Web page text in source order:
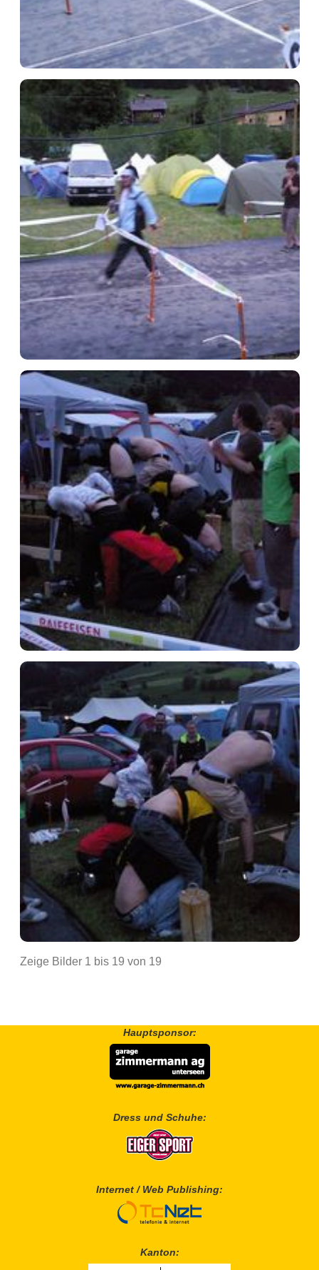
Zeige Bilder 1 bis 19 von 19
Hauptsponsor:
Dress und Schuhe:
Internet / Web Publishing:
Kanton: